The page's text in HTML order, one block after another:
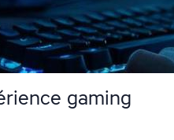
gaming